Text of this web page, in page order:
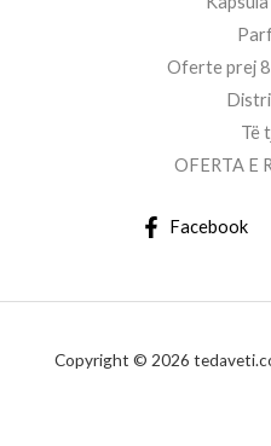
Oferte prej
Të
OFERTA E
Facebook
Copyright © 2026